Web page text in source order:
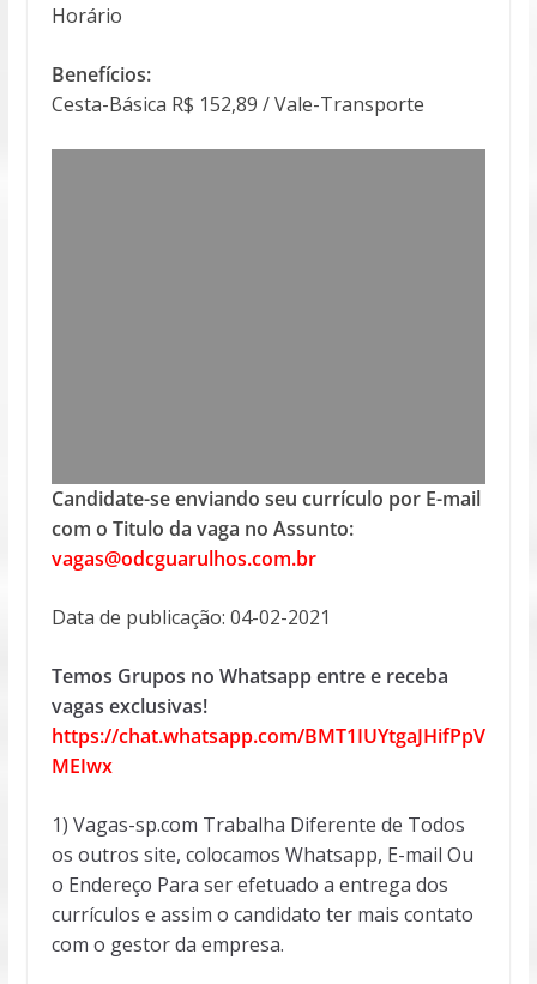
Horário
Benefícios:
Cesta-Básica R$ 152,89 / Vale-Transporte
Candidate-se enviando seu currículo por E-mail
com o Titulo da vaga no Assunto:
vagas@odcguarulhos.com.br
Data de publicação: 04-02-2021
Temos Grupos no Whatsapp entre e receba
vagas exclusivas!
https://chat.whatsapp.com/BMT1IUYtgaJHifPpV
MEIwx
1) Vagas-sp.com Trabalha Diferente de Todos
os outros site, colocamos Whatsapp, E-mail Ou
o Endereço Para ser efetuado a entrega dos
currículos e assim o candidato ter mais contato
com o gestor da empresa.